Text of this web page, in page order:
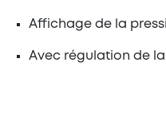
Affichage de la
Avec régulation de